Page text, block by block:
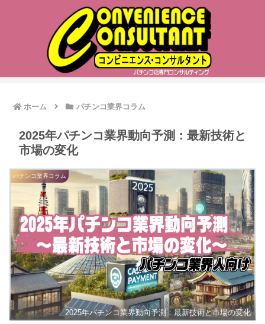
ホーム パチンコ業界コラム
2025年パチンコ業界動向予測：最新技術と
市場の変化
パチンコ業界コラム
2025年パチンコ業界動向予測：最新技術と市場の変化